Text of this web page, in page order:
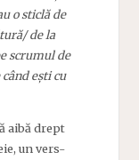
o sticlă de
de la
scrumul de
ești cu
aibă drept
un vers-